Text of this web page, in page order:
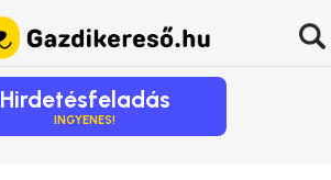
Hirdetésfeladás
INGYENES!